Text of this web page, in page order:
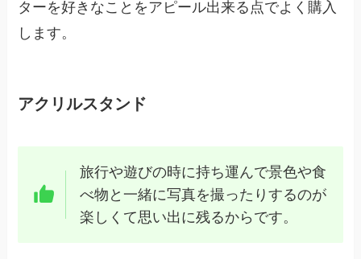
ターを好きなことをアピール出来る点でよく購入
します。
アクリルスタンド
旅行や遊びの時に持ち運んで景色や食
べ物と一緒に写真を撮ったりするのが
楽しくて思い出に残るからです。